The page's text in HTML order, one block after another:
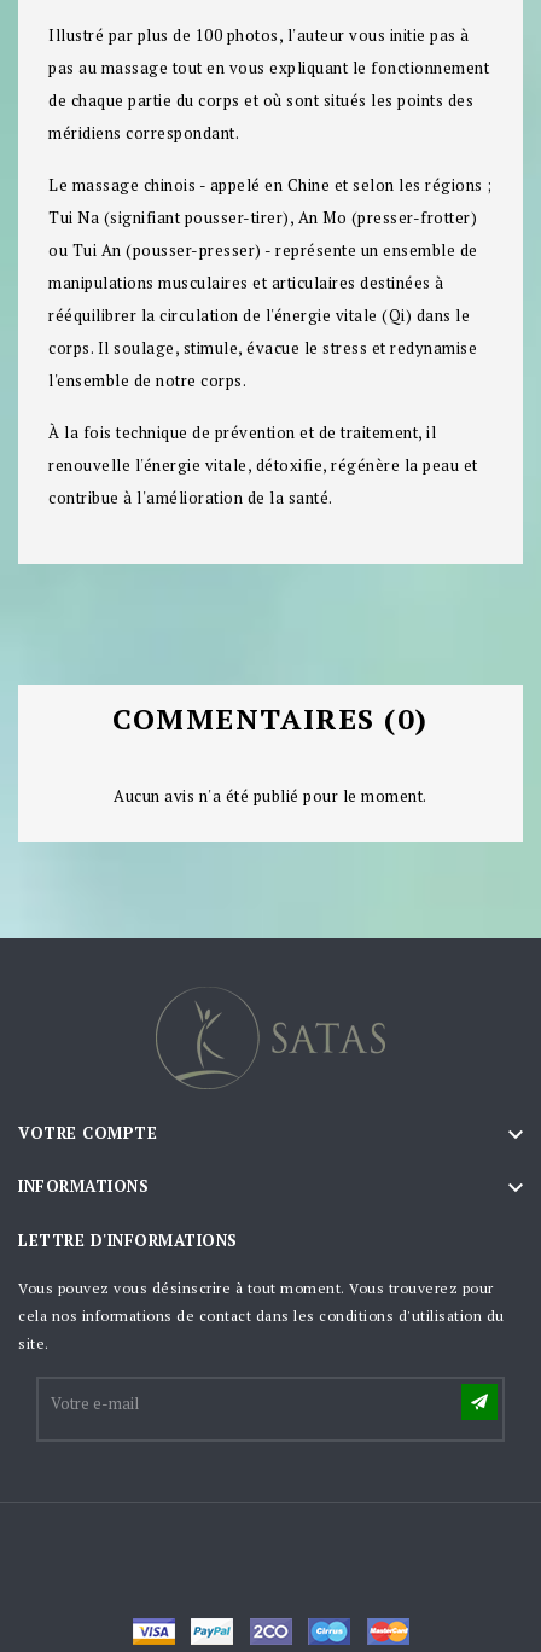
Illustré par plus de 100 photos, l'auteur vous initie pas à
pas au massage tout en vous expliquant le fonctionnement
de chaque partie du corps et où sont situés les points des
méridiens correspondant.
Le massage chinois - appelé en Chine et selon les régions ;
Tui Na (signifiant pousser-tirer), An Mo (presser-frotter)
ou Tui An (pousser-presser) - représente un ensemble de
manipulations musculaires et articulaires destinées à
rééquilibrer la circulation de l'énergie vitale (Qi) dans le
corps. Il soulage, stimule, évacue le stress et redynamise
l'ensemble de notre corps.
À la fois technique de prévention et de traitement, il
renouvelle l'énergie vitale, détoxifie, régénère la peau et
contribue à l'amélioration de la santé.
COMMENTAIRES (0)
Aucun avis n'a été publié pour le moment.
VOTRE COMPTE 
INFORMATIONS 
LETTRE D'INFORMATIONS
Vous pouvez vous désinscrire à tout moment. Vous trouverez pour
cela nos informations de contact dans les conditions d'utilisation du
site.